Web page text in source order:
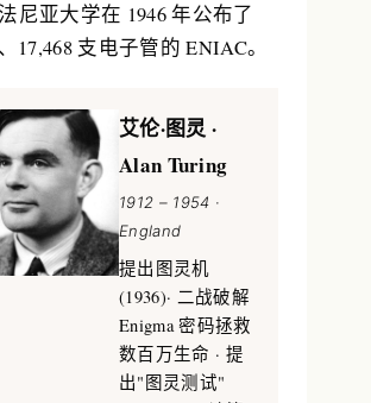
尼亚大学在 1946 年公布了
17,468 支电子管的ENIAC。
艾伦·图灵 ·
Alan Turing
1912 – 1954 ·
England
提出图灵机
(1936)· 二战破解
Enigma 密码拯救
数百万生命 · 提
出"图灵测试"